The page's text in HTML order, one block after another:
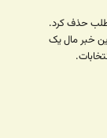
حذف کرد.
خبر مال یک